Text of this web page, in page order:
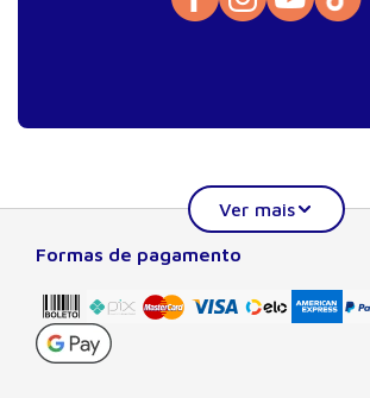
A Editora Manole é líder em prover
formação do estudante, do profissional nas
científicas, técnicas e profissionais. Seu
Formas de pagamento